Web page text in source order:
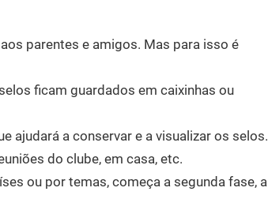
parentes e amigos. Mas para isso é
ficam guardados em caixinhas ou
ajudará a conservar e a visualizar os selos.
do clube, em casa, etc.
ou por temas, começa a segunda fase, a